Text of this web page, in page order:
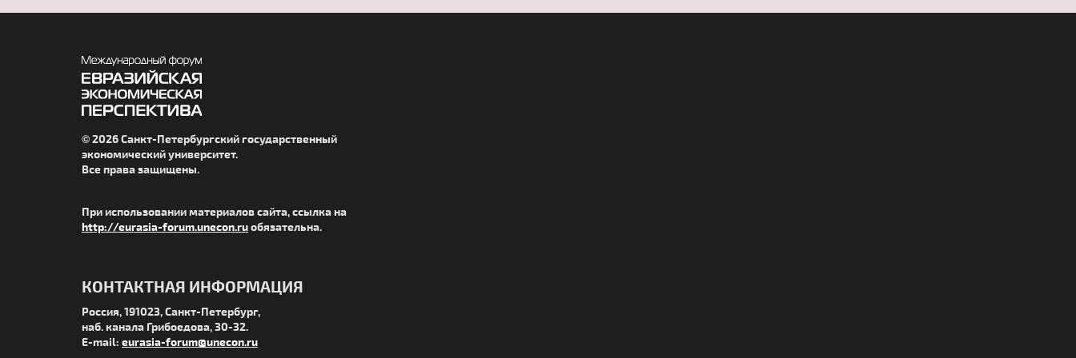
© 2026 Санкт-Петербургский государственный
экономический университет.
Все права защищены.
При использовании материалов сайта, ссылка на
http://eurasia-forum.unecon.ruобязательна.
КОНТАКТНАЯ ИНФОРМАЦИЯ
Россия, 191023, Санкт-Петербург,
наб. канала Грибоедова, 30-32.
E-mail: eurasia-forum@unecon.ru